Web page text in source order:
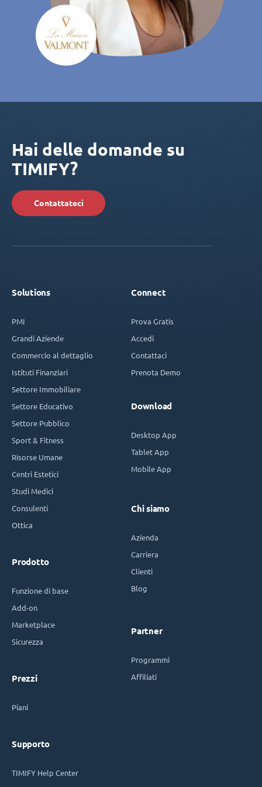
Hai delle domande su
TIMIFY?
Contattateci
Solutions
PMI
Grandi Aziende
Commercio al dettaglio
Istituti Finanziari
Settore Immobiliare
Settore Educativo
Settore Pubblico
Sport & Fitness
Risorse Umane
Centri Estetici
Studi Medici
Consulenti
Ottica
Prodotto
Funzione di base
Add-on
Marketplace
Sicurezza
Prezzi
Piani
Supporto
TIMIFY Help Center
Connect
Prova Gratis
Accedi
Contattaci
Prenota Demo
Download
Desktop App
Tablet App
Mobile App
Chi siamo
Azienda
Carriera
Clienti
Blog
Partner
Programmi
Affiliati